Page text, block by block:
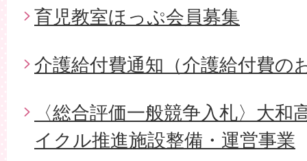
育児教室ほっぷ会員募集
介護給付費通知（介護給付費の
〈総合評価一般競争入札〉大
イクル推進施設整備・運営事業